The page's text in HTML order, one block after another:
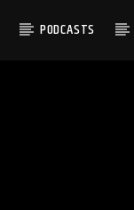
PODCASTS